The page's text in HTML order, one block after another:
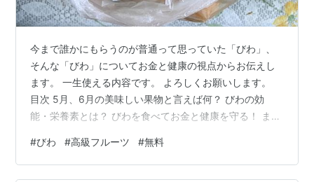
今まで誰かにもらうのが普通って思っていた「びわ」、
そんな「びわ」についてお金と健康の視点からお伝えし
ます。 一生使える内容です。 よろしくお願いします。
目次 5月、6月の美味しい果物と言えば何？ びわの効
能・栄養素とは？ びわを食べてお金と健康を守る！ まと
味しい果物と言えば、何でしょうか？ 僕の住んでいる地
区では一つの果物として、びわがあります。 あなたは、
#びわ #高級フルーツ #無料